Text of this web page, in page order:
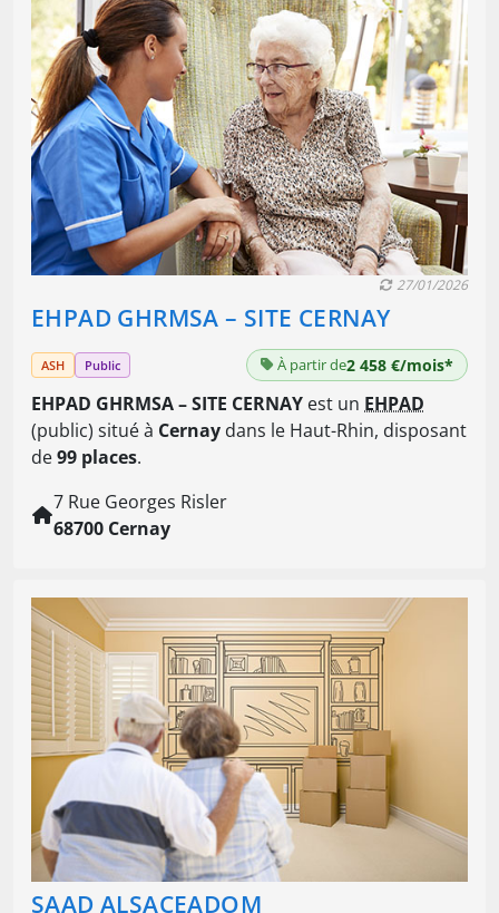
EHPAD GHRMSA – SITE CERNAY
27/01/2026
ASH Public À partir de2 458 €/mois*
EHPAD GHRMSA – SITE CERNAY est un EHPAD
(public) situé à Cernay dans le Haut-Rhin, disposant
de99 places.
7 Rue Georges Risler
68700 Cernay
SAAD ALSACEADOM